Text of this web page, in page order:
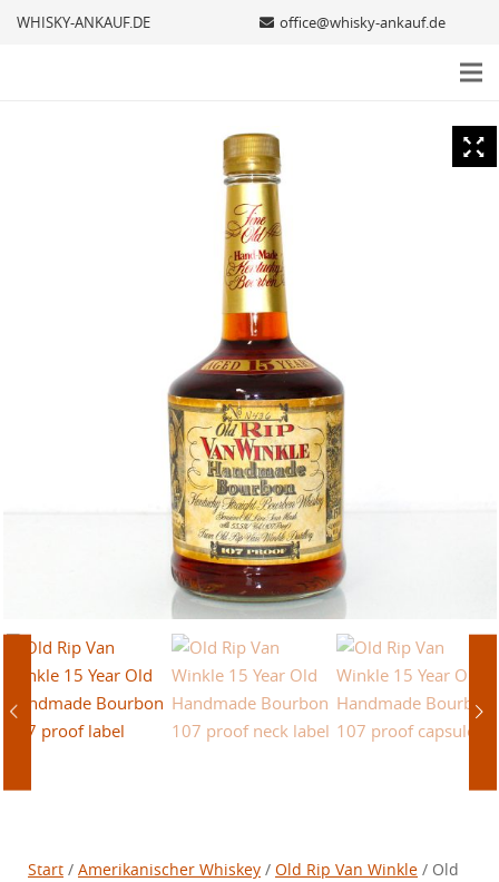
WHISKY-ANKAUF.DE office@whisky-ankauf.de
Start / Amerikanischer Whiskey / Old Rip Van Winkle / Old